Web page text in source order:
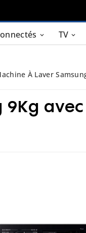
TV
À Laver
9Kg avec